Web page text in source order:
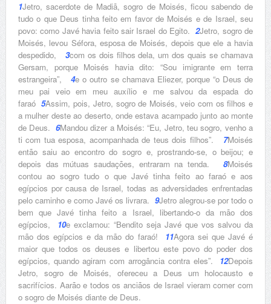
1Jetro, sacerdote de Madiã, sogro de Moisés, ficou sabendo de
tudo o que Deus tinha feito em favor de Moisés e de Israel, seu
povo: como Javé havia feito sair Israel do Egito. 2Jetro, sogro de
Moisés, levou Séfora, esposa de Moisés, depois que ele a havia
despedido,
3com os dois filhos dela, um dos quais se chamava
Gersam, porque Moisés havia dito: “Sou imigrante em terra
estrangeira”,
4e o outro se chamava Eliezer, porque “o Deus de
meu pai veio em meu auxílio e me salvou da espada do
faraó 5Assim, pois, Jetro, sogro de Moisés, veio com os filhos e
a mulher deste ao deserto, onde estava acampado junto ao monte
de Deus. 6Mandou dizer a Moisés: “Eu, Jetro, teu sogro, venho a
ti com tua esposa, acompanhada de teus dois filhos”.
7Moisés
então saiu ao encontro do sogro e, prostrando-se, o beijou; e
depois das mútuas saudações, entraram na tenda.
8Moisés
contou ao sogro tudo o que Javé tinha feito ao faraó e aos
egípcios por causa de Israel, todas as adversidades enfrentadas
pelo caminho e como Javé os livrara. 9Jetro alegrou-se por todo o
bem que Javé tinha feito a Israel, libertando-o da mão dos
egípcios,
10e exclamou: “Bendito seja Javé que vos salvou da
mão dos egípcios e da mão do faraó! 11Agora sei que Javé é
maior que todos os deuses e libertou este povo do poder dos
egípcios, quando agiram com arrogância contra eles”. 12Depois
Jetro, sogro de Moisés, ofereceu a Deus um holocausto e
sacrifícios. Aarão e todos os anciãos de Israel vieram comer com
o sogro de Moisés diante de Deus.